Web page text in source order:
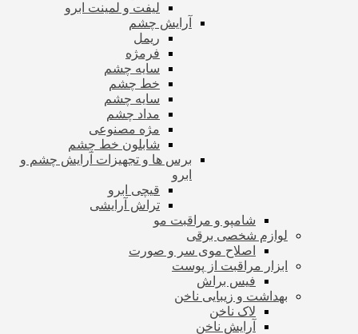
لیفت و لمینت ابرو
آرایش چشم
ریمل
فرمژه
سایه چشم
خط چشم
سایه چشم
مداد چشم
مژه مصنوعی
شابلون خط چشم
برس ها و تجهیزات آرایش چشم و
ابرو
قیچی ابرو
تراش آرایشی
شامپو و مراقبت مو
لوازم شخصی برقی
اصلاح موی سر و صورت
ابزار مراقبت از پوست
فیس براش
بهداشت و زیبایی ناخن
لاک ناخن
آرایش ناخن